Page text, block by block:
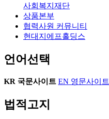
사회복지재단
상품본부
협력사원 커뮤니티
현대지에프홀딩스
언어선택
KR 국문사이트 EN 영문사이트
법적고지